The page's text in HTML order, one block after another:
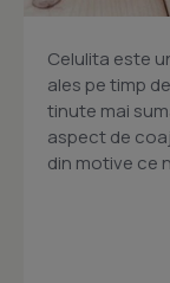
Celulita este
ales pe timp
tinute mai
aspect de
din motive ce